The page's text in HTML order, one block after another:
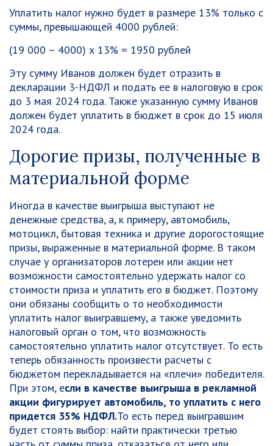
Уплатить налог нужно будет в размере 13% только с
суммы, превышающей 4000 рублей:
(19 000 – 4000) х 13% = 1950 рублей
Эту сумму Иванов должен будет отразить в
декларации 3-НДФЛ и подать ее в налоговую в срок
до 3 мая 2024 года. Также указанную сумму Иванов
должен будет уплатить в бюджет в срок до 15 июля
2024 года.
Дорогие призы, полученные в
материальной форме
Иногда в качестве выигрыша выступают не
денежные средства, а, к примеру, автомобиль,
мотоцикл, бытовая техника и другие дорогостоящие
призы, выраженные в материальной форме. В таком
случае у организаторов лотереи или акции нет
возможности самостоятельно удержать налог со
стоимости приза и уплатить его в бюджет. Поэтому
они обязаны сообщить о то необходимости
уплатить налог выигравшему, а также уведомить
налоговый орган о том, что возможность
самостоятельно уплатить налог отсутствует. То есть
теперь обязанность произвести расчеты с
бюджетом перекладывается на «плечи» победителя.
При этом, если в качестве выигрыша в рекламной
акции фигурирует автомобиль, то уплатить с него
придется 35% НДФЛ.То есть перед выигравшим
будет стоять выбор: найти практически третью